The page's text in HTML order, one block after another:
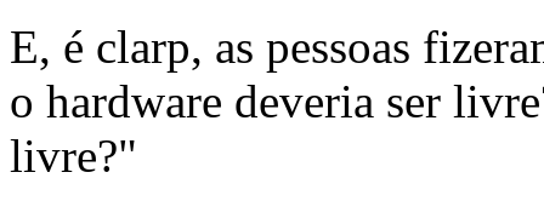
E, é clarp, as pessoas
o hardware deveria ser
livre?"